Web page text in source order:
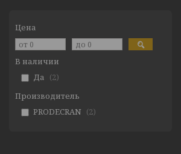
Цена
В наличии
Да
2
Производитель
PRODECRAN
2